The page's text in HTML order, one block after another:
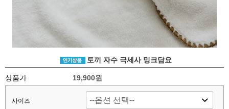
토끼 자수 극세사 밍크담요
상품가 19,900원
사이즈